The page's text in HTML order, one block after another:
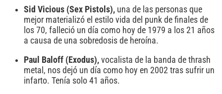
Sid Vicious (Sex Pistols), una de las personas que
mejor materializó el estilo vida del punk de finales de
los 70, falleció un día como hoy de 1979 a los 21 años
a causa de una sobredosis de heroína.
Paul Baloff (Exodus), vocalista de la banda de thrash
metal, nos dejó un día como hoy en 2002 tras sufrir un
infarto. Tenía solo 41 años.